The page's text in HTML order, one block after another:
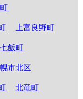
上富良野町
七飯町
市北区
北竜町